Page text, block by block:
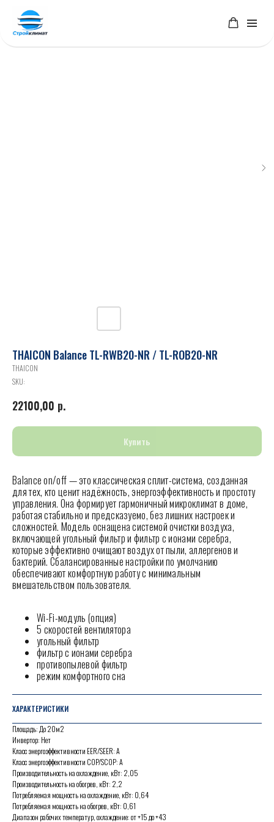
THAICON Balance TL-RWB20-NR / TL-ROB20-NR
THAICON
SKU:
22100,00 р.
Купить
Balance on/off — это классическая сплит-система, созданная
для тех, кто ценит надёжность, энергоэффективность и простоту
управления. Она формирует гармоничный микроклимат в доме,
работая стабильно и предсказуемо, без лишних настроек и
сложностей. Модель оснащена системой очистки воздуха,
включающей угольный фильтр и фильтр с ионами серебра,
которые эффективно очищают воздух от пыли, аллергенов и
бактерий. Сбалансированные настройки по умолчанию
обеспечивают комфортную работу с минимальным
вмешательством пользователя.
Wi-Fi-модуль (опция)
5 скоростей вентилятора
угольный фильтр
фильтр с ионами серебра
противопылевой фильтр
режим комфортного сна
ХАРАКТЕРИСТИКИ
Площадь: До 20м2
Инвертор: Нет
Класс энергоэффективности EER/SEER: А
Класс энергоэффективности COP/SCOP: А
Производительность на охлаждение, кВт: 2,05
Производительность на обогрев, кВт: 2,2
Потребляемая мощность на охлаждение, кВт: 0,64
Потребляемая мощность на обогрев, кВт: 0,61
Диапазон рабочих температур, охлаждение: от +15 до +43